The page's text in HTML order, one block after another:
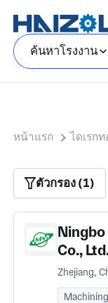
ค้นหาโรงงาน
หน้าแรก ไดเรก
ตัวกรอง (1)
Co.,
Zhejiang,
Machining